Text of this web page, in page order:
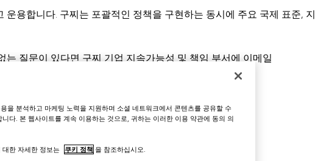
용합니다. 구찌는 포괄적인 정책을 구현하는 동시에 주요 국제 표준, 지
질문이 있다면 구찌 기업 지속가능성 및 책임 부서에 이메일
을 분석하고 마케팅 노력을 지원하며 소셜 네트워크에서 콘텐츠를 공유할 수
다. 본 웹사이트를 계속 이용하는 것으로, 귀하는 이러한 이용 약관에 동의 의
대한 자세한 정보는 쿠키 정책 을 참조하십시오.